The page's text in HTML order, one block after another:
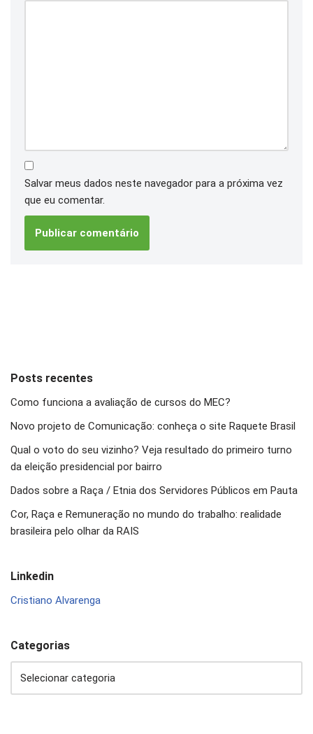
Salvar meus dados neste navegador para a próxima vez
que eu comentar.
Posts recentes
Como funciona a avaliação de cursos do MEC?
Novo projeto de Comunicação: conheça o site Raquete Brasil
Qual o voto do seu vizinho? Veja resultado do primeiro turno
da eleição presidencial por bairro
Dados sobre a Raça / Etnia dos Servidores Públicos em Pauta
Cor, Raça e Remuneração no mundo do trabalho: realidade
brasileira pelo olhar da RAIS
Linkedin
Cristiano Alvarenga
Categorias